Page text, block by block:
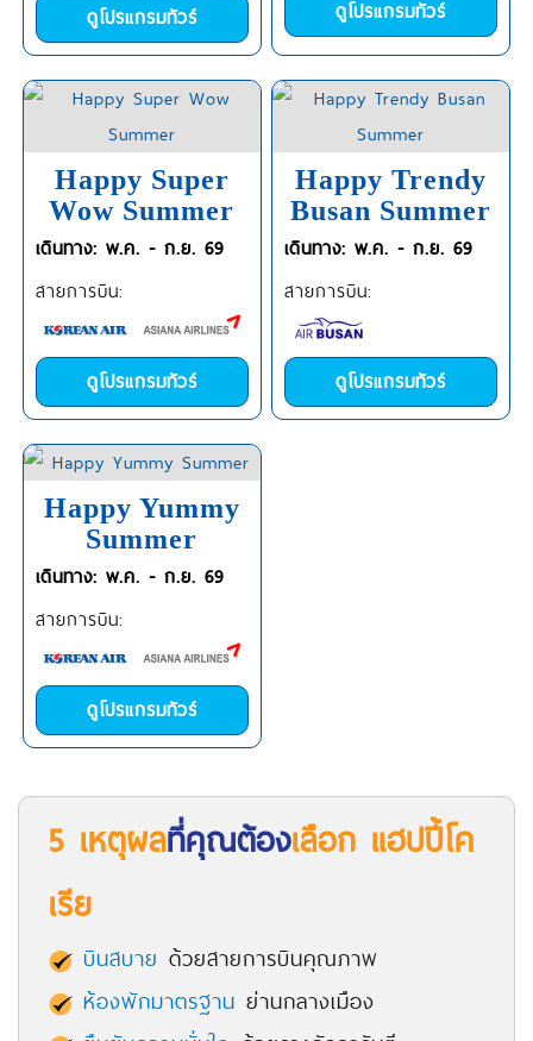
ดูโปรแกรมทัวร์ ดูโปรแกรมทัวร์
Happy Super
Wow Summer
เดินทาง: พ.ค. - ก.ย. 69
สายการบิน:
ดูโปรแกรมทัวร์
Happy Trendy
Busan Summer
เดินทาง: พ.ค. - ก.ย. 69
สายการบิน:
ดูโปรแกรมทัวร์
Happy Yummy
Summer
เดินทาง: พ.ค. - ก.ย. 69
สายการบิน:
ดูโปรแกรมทัวร์
5 เหตุผลที่คุณต้องเลือก แฮปปี้โค
เรีย
บินสบาย ด้วยสายการบินคุณภาพ
ห้องพักมาตรฐาน ย่านกลางเมือง